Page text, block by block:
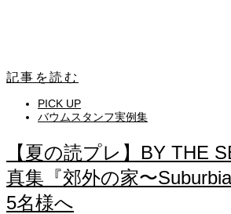
記事を読む
PICK UP
バウムスタンフ実例集
【夏の読プレ】BY THE
真集『郊外の家〜
5名様へ